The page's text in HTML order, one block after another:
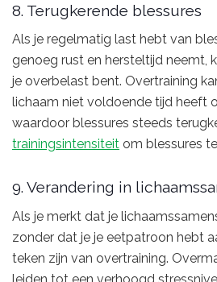
8. Terugkerende blessures
Als je regelmatig last hebt van
genoeg rust en hersteltijd neemt,
je overbelast bent. Overtraining
lichaam niet voldoende tijd heeft
waardoor blessures steeds
trainingsintensiteit om blessures
9. Verandering in
Als je merkt dat je
zonder dat je je eetpatroon hebt
teken zijn van overtraining.
leiden tot een verhoogd